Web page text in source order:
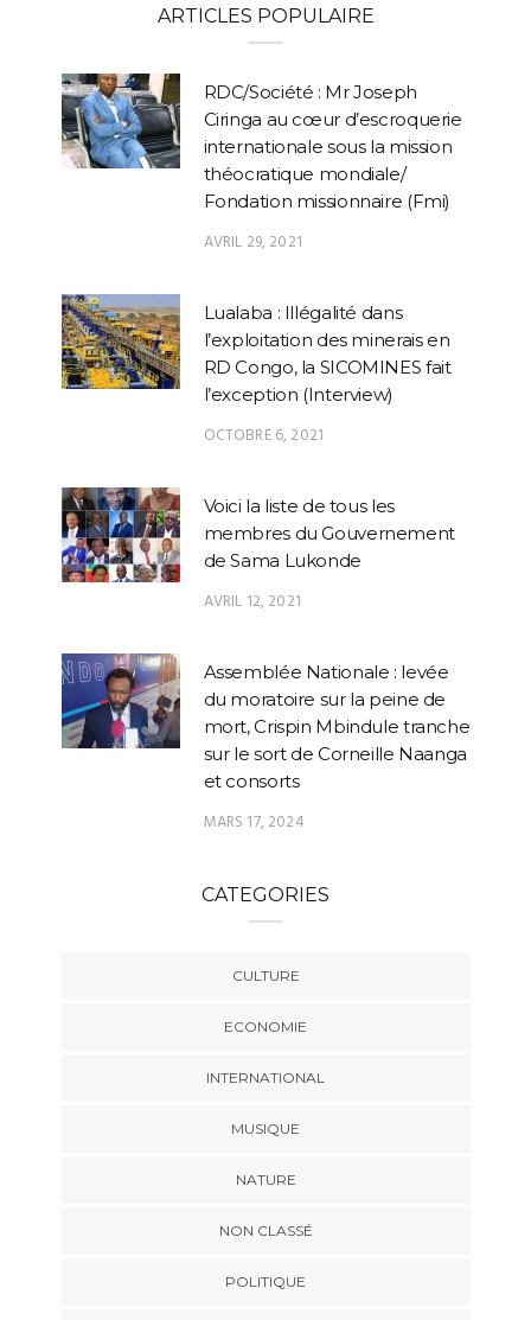
ARTICLES POPULAIRE
RDC/Société : Mr Joseph
Ciringa au cœur d’escroquerie
internationale sous la mission
théocratique mondiale/
Fondation missionnaire (Fmi)
AVRIL 29, 2021
Lualaba : Illégalité dans
l’exploitation des minerais en
RD Congo, la SICOMINES fait
l’exception (Interview)
OCTOBRE 6, 2021
Voici la liste de tous les
membres du Gouvernement
de Sama Lukonde
AVRIL 12, 2021
Assemblée Nationale : levée
du moratoire sur la peine de
mort, Crispin Mbindule tranche
sur le sort de Corneille Naanga
et consorts
MARS 17, 2024
CATEGORIES
CULTURE
ECONOMIE
INTERNATIONAL
MUSIQUE
NATURE
NON CLASSÉ
POLITIQUE